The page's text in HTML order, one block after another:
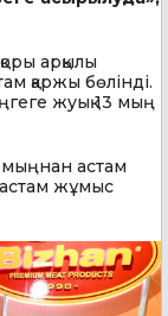
арқылы
қаржы бөлінді.
жуық 13 мың
астам
жұмыс